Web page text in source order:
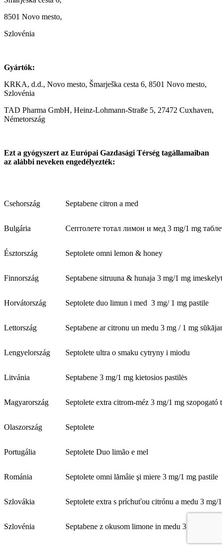
8501 Novo mesto,
Szlovénia
Gyártók:
KRKA, d.d., Novo mesto, Šmarješka cesta 6, 8501 Novo mesto,
Szlovénia
TAD Pharma GmbH, Heinz-Lohmann-Straße 5, 27472 Cuxhaven,
Németország
Ezt a gyógyszert az Európai Gazdasági Térség tagállamaiban
az alábbi neveken engedélyezték:
Csehország Septabene citron a med
Bulgária Септолете тотал лимон и мед 3 mg/1 mg
Észtország Septolete omni lemon & honey
Finnország Septabene sitruuna & hunaja 3 mg/1 mg
Horvátország Septolete duo limun i med 3 mg/ 1 mg pastile
Lettország Septabene ar citronu un medu 3 mg / 1 mg
Lengyelország Septolete ultra o smaku cytryny i miodu
Litvánia Septabene 3 mg/1 mg kietosios pastilės
Magyarország Septolete extra citrom-méz 3 mg/1 mg szopogató
Olaszország Septolete
Portugália Septolete Duo limão e mel
Románia Septolete omni lămâie şi miere 3 mg/1 mg pastile
Szlovákia Septolete extra s príchuťou citrónu a medu 3 mg/
Szlovénia Septabene z okusom limone in medu 3 mg / 1 mg